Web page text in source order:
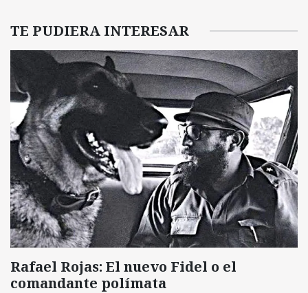
TE PUDIERA INTERESAR
Rafael Rojas: El nuevo Fidel o el
comandante polímata